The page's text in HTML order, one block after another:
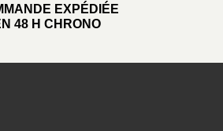
EXPÉDIÉE
48 H CHRONO